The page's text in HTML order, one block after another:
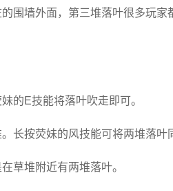
围墙外面，第三堆落叶很多玩
的E技能将落叶吹走即可。
长按荧妹的风技能可将两堆落叶
草堆附近有两堆落叶。